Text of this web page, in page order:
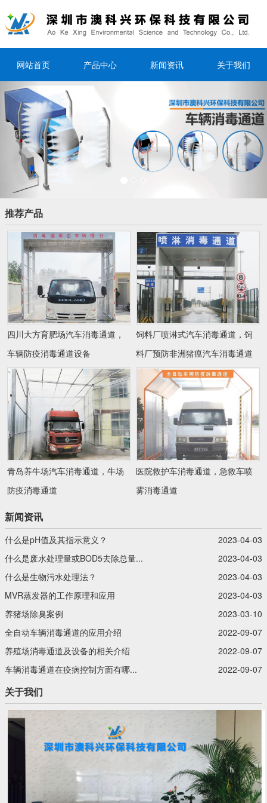
网站首页 产品中心 新闻资讯 关于我们
Previous
推荐产品
四川大方育肥场汽车消毒通道，
车辆防疫消毒通道设备
饲料厂喷淋式汽车消毒通道，饲
料厂预防非洲猪瘟汽车消毒通道
青岛养牛场汽车消毒通道，牛场
防疫消毒通道
医院救护车消毒通道，急救车喷
雾消毒通道
新闻资讯
什么是pH值及其指示意义？‍
2023-04-03
什么是废水处理量或BOD5去除总量...
2023-04-03
什么是生物污水处理法？‍
2023-04-03
MVR蒸发器的工作原理和应用
2023-04-03
养猪场除臭案例
2023-03-10
全自动车辆消毒通道的应用介绍
2022-09-07
养殖场消毒通道及设备的相关介绍
2022-09-07
车辆消毒通道在疫病控制方面有哪...
2022-09-07
关于我们